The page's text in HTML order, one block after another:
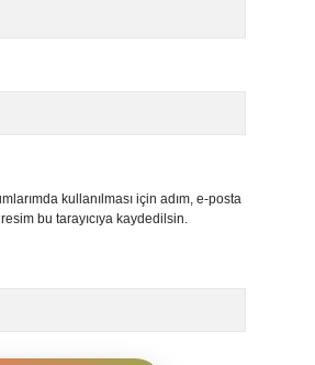
kullanılması için adım, e-posta
bu tarayıcıya kaydedilsin.